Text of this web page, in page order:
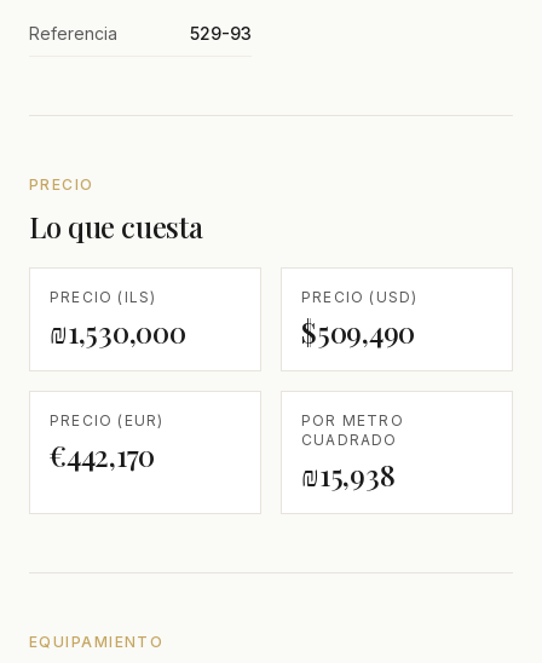
Referencia 529-93
PRECIO
Lo que cuesta
PRECIO (ILS)
₪1,530,000
PRECIO (USD)
$509,490
PRECIO (EUR)
€442,170
POR METRO
CUADRADO
₪15,938
EQUIPAMIENTO